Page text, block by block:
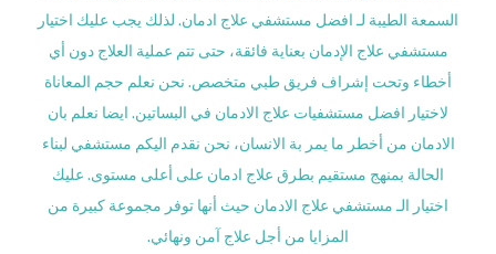
السمعة الطيبة لـ افضل مستشفي علاج ادمان. لذلك يجب عليك اختيار
مستشفي علاج الإدمان بعناية فائقة، حتى تتم عملية العلاج دون أي
أخطاء وتحت إشراف فريق طبي متخصص. نحن نعلم حجم المعاناة
لاختيار افضل مستشفيات علاج الادمان في البساتين. ايضا نعلم بان
الادمان من أخطر ما يمر بة الانسان، نحن نقدم اليكم مستشفي لبناء
الحالة بمنهج مستقيم بطرق علاج ادمان على أعلى مستوى. عليك
اختيار الـ مستشفي علاج الادمان حيث أنها توفر مجموعة كبيرة من
المزايا من أجل علاج آمن ونهائي.